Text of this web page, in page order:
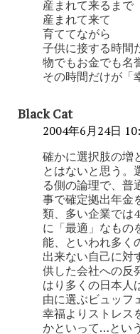
産まれて来るまで
産まれて来て
育ててながら
子供に接する時間
物でもお金でも名
その時間だけが「
Black Cat
2004年6月24日
確かに選択肢の増
とはないと思う。
る側の論理で、普
事で確定拠出年金
類、多い企業では
に「最適」なもの
能、といわれ多く
出来ない自己に対
供した会社への反
はり多くの日本人
由に選ぶビュッフ
幸福よりストレス
かといって…とい